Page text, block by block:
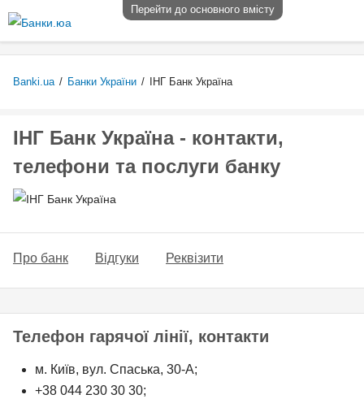
Перейти до основного вмісту
Banki.ua / Банки України / ІНГ Банк Україна
ІНГ Банк Україна - контакти,
телефони та послуги банку
Про банк Відгуки Реквізити
Телефон гарячої лінії, контакти
м. Київ, вул. Спаська, 30-А;
+38 044 230 30 30;